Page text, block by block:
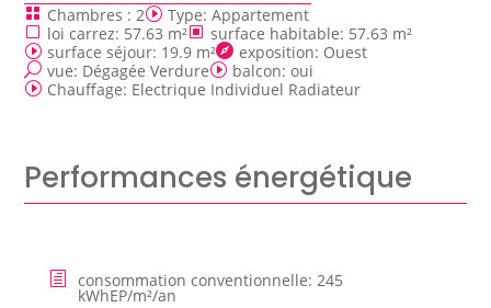
Chambres :2 Type:Appartement
loi carrez: 57.63 m² surface habitable: 57.63 m²
surface séjour: 19.9 m² exposition: Ouest
vue: Dégagée Verdure balcon:oui
Chauffage: Electrique Individuel Radiateur
Performances énergétique
consommation conventionnelle: 245
kWhEP/m²/an